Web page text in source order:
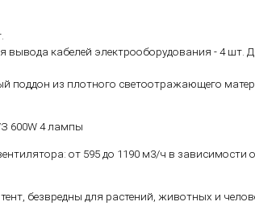
вывода кабелей электрооборудования - 4 шт.
поддон из плотного светоотражающего
600W 4 лампы
от 595 до 1190 м3/ч в
безвредны для растений, животных и